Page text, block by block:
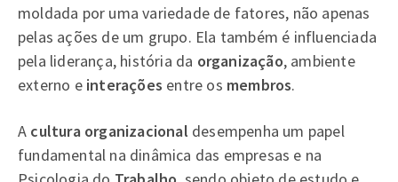
moldada por uma variedade de fatores, não apenas
pelas ações de um grupo. Ela também é influenciada
pela liderança, história da organização, ambiente
externo e interações entre os membros.
A cultura organizacional desempenha um papel
fundamental na dinâmica das empresas e na